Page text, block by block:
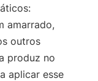
amarrado,
outros
produz no
aplicar esse